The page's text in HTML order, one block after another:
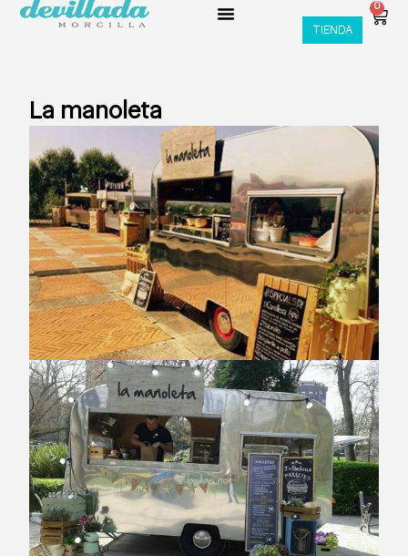
TIENDA
0
La manoleta